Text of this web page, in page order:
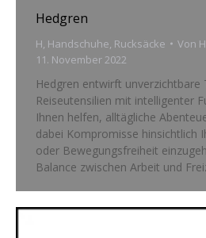
Hedgren
H, Handschuhe, Rucksäcke Von
11. November 2022
Hedgren entwirft unverzichtbare
Reiseutensilien mit intelligenter
Ihnen helfen, alltägliche
dabei Kompromisse hinsichtlich
oder Bewegungsfreiheit
Balance zwischen Arbeit und